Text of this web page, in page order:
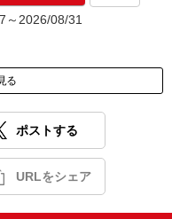
～2026/08/31
る
ポストする
URLをシェア